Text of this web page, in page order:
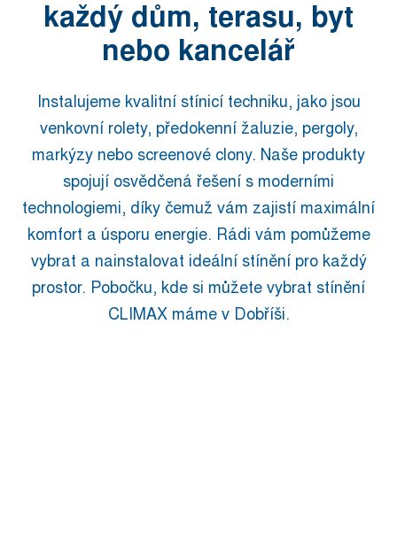
každý dům, terasu, byt
nebo kancelář
Instalujeme kvalitní stínicí techniku, jako jsou
venkovní rolety, předokenní žaluzie, pergoly,
markýzy nebo screenové clony. Naše produkty
spojují osvědčená řešení s moderními
technologiemi, díky čemuž vám zajistí maximální
komfort a úsporu energie. Rádi vám pomůžeme
vybrat a nainstalovat ideální stínění pro každý
prostor. Pobočku, kde si můžete vybrat stínění
CLIMAX máme v Dobříši.